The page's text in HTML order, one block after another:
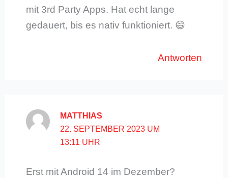
mit 3rd Party Apps. Hat echt lange
gedauert, bis es nativ funktioniert. 😄
Antworten
MATTHIAS
22. SEPTEMBER 2023 UM
13:11 UHR
Erst mit Android 14 im Dezember?